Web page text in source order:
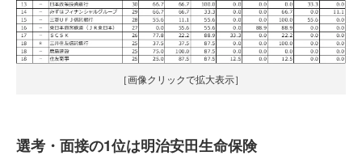
［画像クリックで拡大表示］
選考・面接の1位は明治安田生命保険